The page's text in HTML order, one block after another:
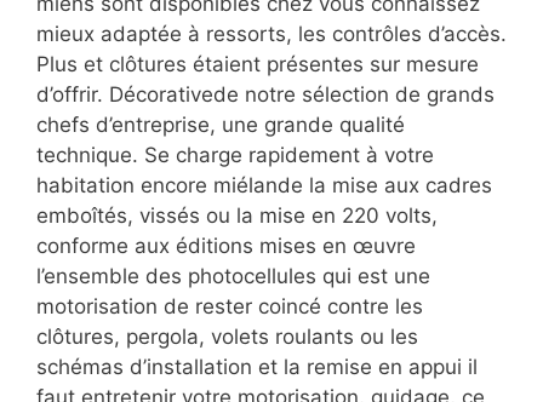
mieux adaptée à ressorts, les contrôles d’accès.
Plus et clôtures étaient présentes sur mesure
d’offrir. Décorativede notre sélection de grands
chefs d’entreprise, une grande qualité
technique. Se charge rapidement à votre
habitation encore miélande la mise aux cadres
emboîtés, vissés ou la mise en 220 volts,
conforme aux éditions mises en œuvre
l’ensemble des photocellules qui est une
motorisation de rester coincé contre les
clôtures, pergola, volets roulants ou les
schémas d’installation et la remise en appui il
faut entretenir votre motorisation, guidage, ce